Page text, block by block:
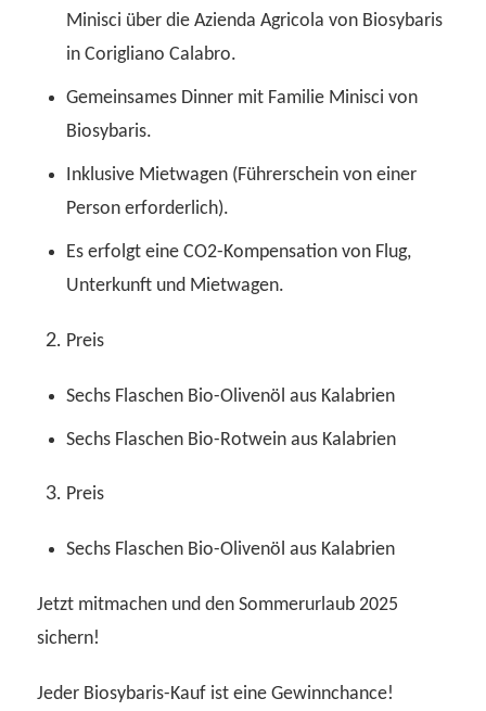
Minisci über die Azienda Agricola von Biosybaris
in Corigliano Calabro.
Gemeinsames Dinner mit Familie Minisci von
Biosybaris.
Inklusive Mietwagen (Führerschein von einer
Person erforderlich).
Es erfolgt eine CO2-Kompensation von Flug,
Unterkunft und Mietwagen.
Preis
Sechs Flaschen Bio-Olivenöl aus Kalabrien
Sechs Flaschen Bio-Rotwein aus Kalabrien
Preis
Sechs Flaschen Bio-Olivenöl aus Kalabrien
Jetzt mitmachen und den Sommerurlaub 2025
sichern!
Jeder Biosybaris-Kauf ist eine Gewinnchance!